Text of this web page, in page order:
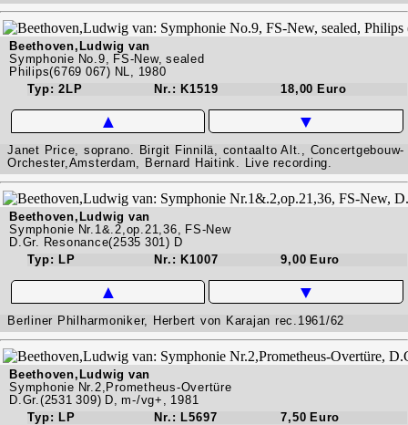
Beethoven,Ludwig van
Symphonie No.9, FS-New, sealed
Philips(6769 067) NL, 1980
Typ: 2LP
Nr.: K1519 18,00 Euro
▲ ▼
Janet Price, soprano. Birgit Finnilä, contaalto Alt., Concertgebouw-
Orchester,Amsterdam, Bernard Haitink. Live recording.
Beethoven,Ludwig van
Symphonie Nr.1&.2,op.21,36, FS-New
D.Gr. Resonance(2535 301) D
Typ: LP
Nr.: K1007 9,00 Euro
▲ ▼
Berliner Philharmoniker, Herbert von Karajan rec.1961/62
Beethoven,Ludwig van
Symphonie Nr.2,Prometheus-Overtüre
D.Gr.(2531 309) D, m-/vg+, 1981
Typ: LP
Nr.: L5697 7,50 Euro